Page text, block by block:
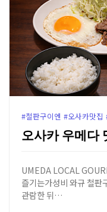
UMEDA LOCAL
즐기는가성비 와규 철판
관람한 뒤…